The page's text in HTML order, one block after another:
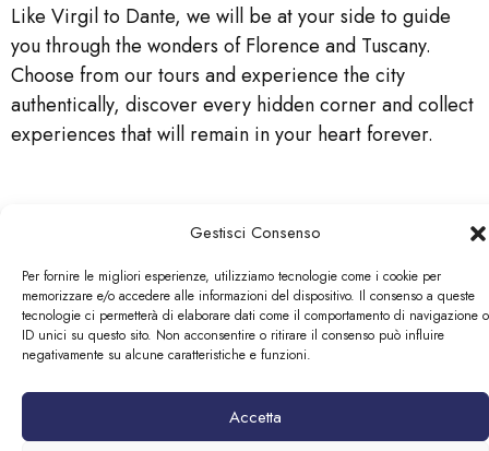
Gestisci Consenso
Per fornire le migliori esperienze, utilizziamo tecnologie come i cookie per
memorizzare e/o accedere alle informazioni del dispositivo. Il consenso a queste
tecnologie ci permetterà di elaborare dati come il comportamento di navigazione o
ID unici su questo sito. Non acconsentire o ritirare il consenso può influire
negativamente su alcune caratteristiche e funzioni.
Accetta
Like Virgil to Dante, we will be at your side to guide
you through the wonders of Florence and Tuscany.
Choose from our tours and experience the city
authentically, discover every hidden corner and collect
experiences that will remain in your heart forever.
© 2026 Loggia Fiorentina | P.Iva:06450490484
Designed by